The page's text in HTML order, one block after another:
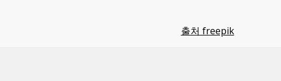
출처 freepik